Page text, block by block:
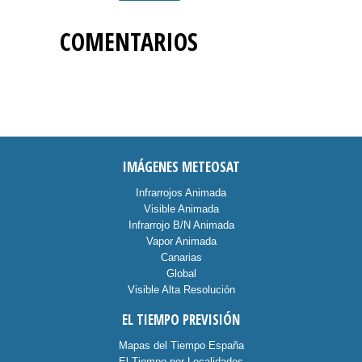
COMENTARIOS
IMÁGENES METEOSAT
Infrarrojos Animada
Visible Animada
Infrarrojo B/N Animada
Vapor Animada
Canarias
Global
Visible Alta Resolución
EL TIEMPO PREVISIÓN
Mapas del Tiempo España